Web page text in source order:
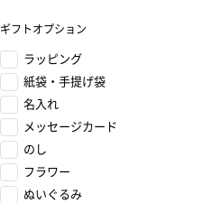
ギフトオプション
ラッピング
紙袋・手提げ袋
名入れ
メッセージカード
のし
フラワー
ぬいぐるみ